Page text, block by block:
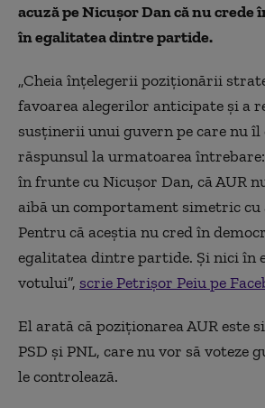
acuză pe Nicușor Dan că nu crede
în egalitatea dintre partide.
„Cheia înțelegerii poziționării
favoarea alegerilor anticipate și a
susținerii unui guvern pe care nu îl
răspunsul la urmatoarea
în frunte cu Nicușor Dan, că AUR
aibă un comportament simetric
Pentru că aceștia nu cred în
egalitatea dintre partide. Și nici în
votului”, scrie Petrișor Peiu pe
El arată că poziționarea AUR este
PSD și PNL, care nu vor să voteze
le controlează.